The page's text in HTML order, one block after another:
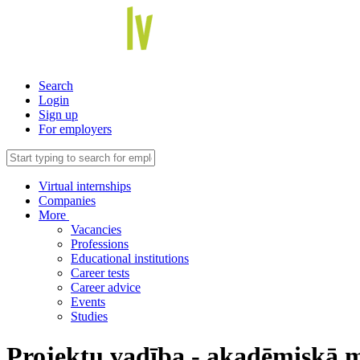
Search
Login
Sign up
For employers
Virtual internships
Companies
More
Vacancies
Professions
Educational institutions
Career tests
Career advice
Events
Studies